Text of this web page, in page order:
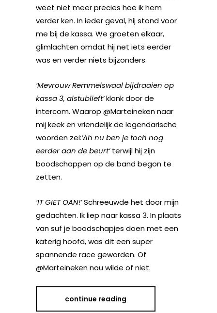
weet niet meer precies hoe ik hem
verder ken. In ieder geval, hij stond voor
me bij de kassa. We groeten elkaar,
glimlachten omdat hij net iets eerder
was en verder niets bijzonders.
‘Mevrouw Remmelswaal bijdraaien op
kassa 3, alstublieft’klonk door de
intercom. Waarop @Marteineken naar
mij keek en vriendelijk de legendarische
woorden zei:‘Ah nu ben je toch nog
eerder aan de beurt’terwijl hij zijn
boodschappen op de band begon te
zetten.
‘IT GIET OAN!’Schreeuwde het door mijn
gedachten. Ik liep naar kassa 3. In plaats
van suf je boodschapjes doen met een
katerig hoofd, was dit een super
spannende race geworden. Of
@Marteineken nou wilde of niet.
continue reading